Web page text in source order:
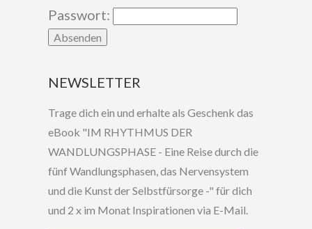
Passwort:
NEWSLETTER
Trage dich ein und erhalte als Geschenk das
eBook "IM RHYTHMUS DER
WANDLUNGSPHASE - Eine Reise durch die
fünf Wandlungsphasen, das Nervensystem
und die Kunst der Selbstfürsorge -" für dich
und 2 x im Monat Inspirationen via E-Mail.